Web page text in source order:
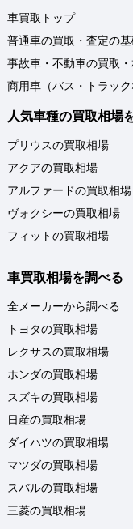
車買取トップ
普通車の買取・査定の基
事故車・不動車の買取
商用車（バス・トラッ
人気車種の買取相場
プリウスの買取相場
アクアの買取相場
アルファードの買取相場
ヴォクシーの買取相場
フィットの買取相場
車買取相場を調べる
全メーカーから調べる
トヨタの買取相場
レクサスの買取相場
ホンダの買取相場
スズキの買取相場
日産の買取相場
ダイハツの買取相場
マツダの買取相場
スバルの買取相場
三菱の買取相場